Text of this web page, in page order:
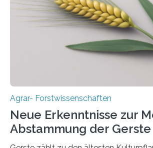
2050 klimaneutral zu werden. In
bislang der Mais als Energiepflanze,
bringt ökologische Herausforderungen
Bodenerosion, Nährstoffauswaschung
Agrar- Forstwissenschaften
Neue Erkenntnisse zur
Abstammung der Gerste